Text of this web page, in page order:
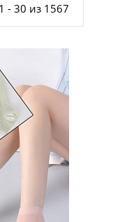
- 30 из 1567